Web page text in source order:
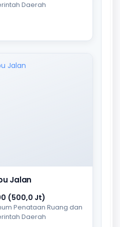
Daerah
Jalan
(500,0 Jt)
Penataan Ruang dan
Daerah